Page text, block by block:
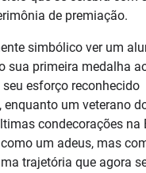
de premiação.
simbólico ver um
sua primeira medalha
esforço reconhecido
enquanto um veterano
condecorações na
um adeus, mas
trajetória que agora